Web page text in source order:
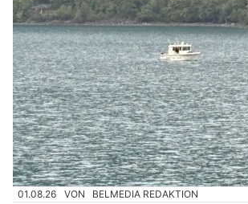
01.08.26 VON BELMEDIA REDAKTION